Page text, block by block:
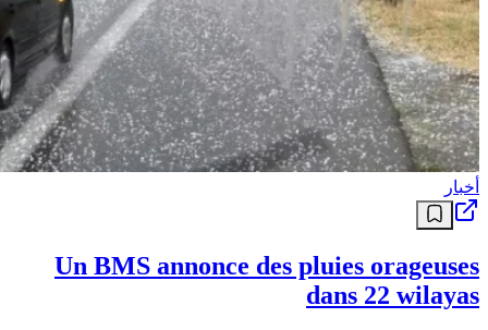
أخبار
Un BMS annonce des pluies orageuses
dans 22 wilayas